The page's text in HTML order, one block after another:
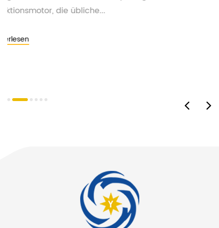
Elektromotor, die in einer Vi...